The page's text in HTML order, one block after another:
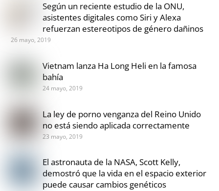
Según un reciente estudio de la ONU,
asistentes digitales como Siri y Alexa
refuerzan estereotipos de género dañinos
26 mayo, 2019
Vietnam lanza Ha Long Heli en la famosa
bahía
24 mayo, 2019
La ley de porno venganza del Reino Unido
no está siendo aplicada correctamente
23 mayo, 2019
El astronauta de la NASA, Scott Kelly,
demostró que la vida en el espacio exterior
puede causar cambios genéticos